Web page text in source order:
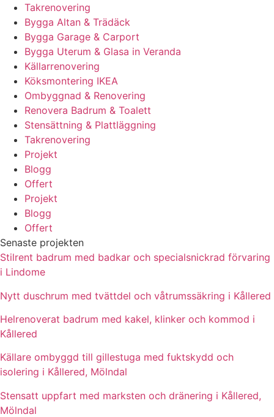
Takrenovering
Bygga Altan & Trädäck
Bygga Garage & Carport
Bygga Uterum & Glasa in Veranda
Källarrenovering
Köksmontering IKEA
Ombyggnad & Renovering
Renovera Badrum & Toalett
Stensättning & Plattläggning
Takrenovering
Projekt
Blogg
Offert
Projekt
Blogg
Offert
Senaste projekten
Stilrent badrum med badkar och specialsnickrad förvaring
i Lindome
Nytt duschrum med tvättdel och våtrumssäkring i Kållered
Helrenoverat badrum med kakel, klinker och kommod i
Kållered
Källare ombyggd till gillestuga med fuktskydd och
isolering i Kållered, Mölndal
Stensatt uppfart med marksten och dränering i Kållered,
Mölndal